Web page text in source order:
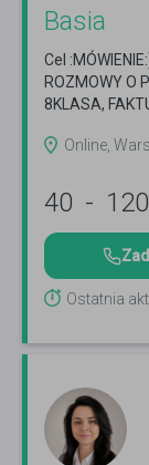
Basia
Cel
ROZMOWY O
8KLASA,
Online,
40 - 120
Ostatnia